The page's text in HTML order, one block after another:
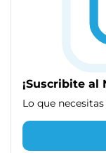
¡Suscribite al
Lo que